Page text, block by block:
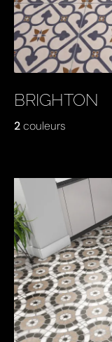
BRIGHTON
2couleurs